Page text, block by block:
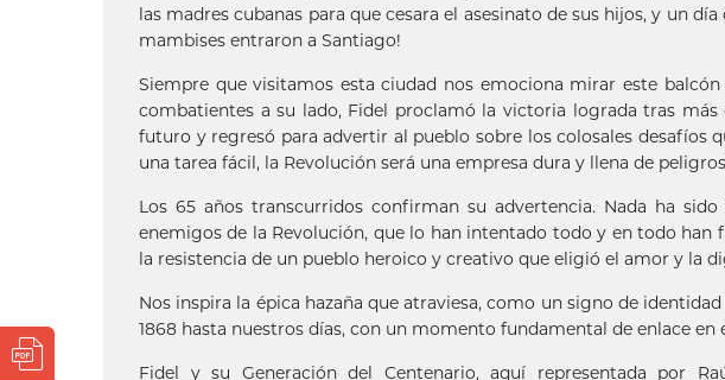
las madres cubanas para que cesara el asesinato de sus hijos, y un
mambises entraron a Santiago!
Siempre que visitamos esta ciudad nos emociona mirar este
combatientes a su lado, Fidel proclamó la victoria lograda tras más
futuro y regresó para advertir al pueblo sobre los colosales desafíos
una tarea fácil, la Revolución será una empresa dura y llena de
Los 65 años transcurridos confirman su advertencia. Nada ha
enemigos de la Revolución, que lo han intentado todo y en todo han
la resistencia de un pueblo heroico y creativo que eligió el amor y la
Nos inspira la épica hazaña que atraviesa, como un signo de
1868 hasta nuestros días, con un momento fundamental de enlace en
Fidel y su Generación del Centenario, aquí representada por